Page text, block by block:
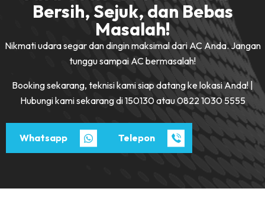
Bersih, Sejuk, dan Bebas
Masalah!
Nikmati udara segar dan dingin maksimal dari AC Anda. Jangan
tunggu sampai AC bermasalah!
Booking sekarang, teknisi kami siap datang ke lokasi Anda! |
Hubungi kami sekarang di 150130 atau 0822 1030 5555
Whatsapp Telepon